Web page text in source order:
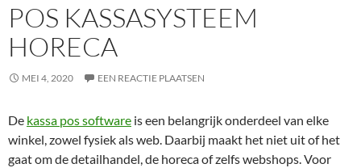
POS KASSASYSTEEM
HORECA
MEI 4, 2020 EEN REACTIE PLAATSEN
De kassa pos software is een belangrijk onderdeel van elke
winkel, zowel fysiek als web. Daarbij maakt het niet uit of het
gaat om de detailhandel, de horeca of zelfs webshops. Voor